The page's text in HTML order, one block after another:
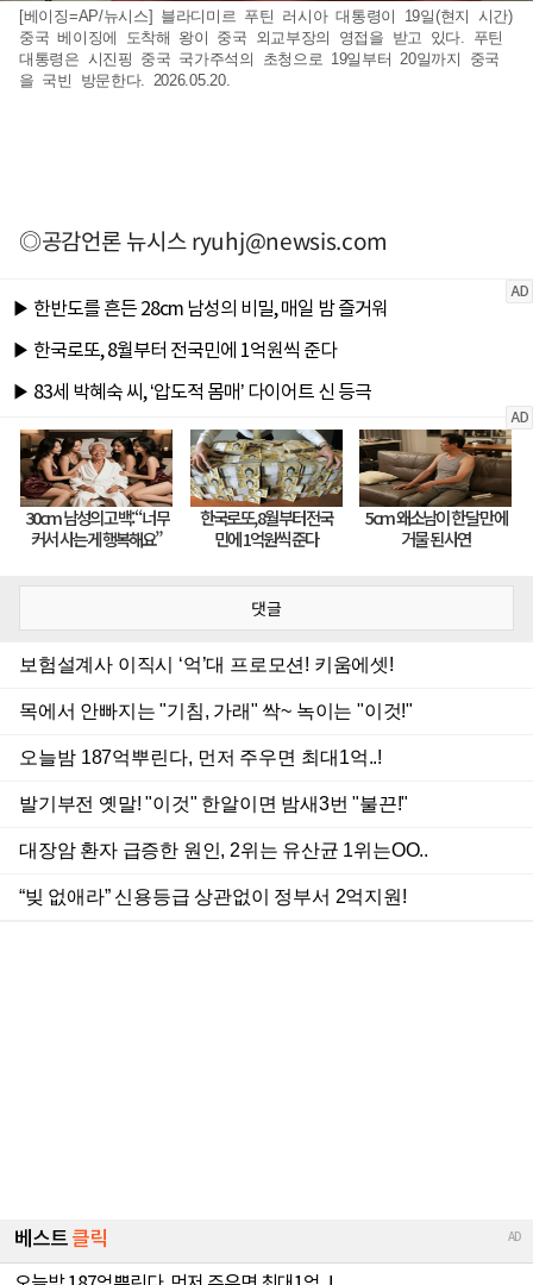
[베이징=AP/뉴시스] 블라디미르 푸틴 러시아 대통령이 19일(현지 시간)
중국 베이징에 도착해 왕이 중국 외교부장의 영접을 받고 있다. 푸틴
대통령은 시진핑 중국 국가주석의 초청으로 19일부터 20일까지 중국
을 국빈 방문한다. 2026.05.20.
◎공감언론 뉴시스ryuhj@newsis.com
댓글